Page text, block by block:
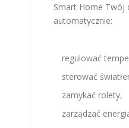
Smart Home Twój
automatycznie:
regulować
sterować
zamykać rolety,
zarządzać